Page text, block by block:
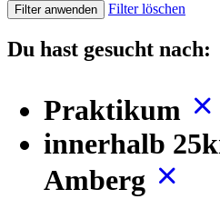
Filter anwenden Filter löschen
Du hast gesucht nach:
Praktikum
innerhalb
Amberg